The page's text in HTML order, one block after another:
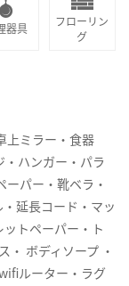
器具
フローリン
グ
上ミラー・食器
ハンガー・パラ
パー・靴ベラ・
延長コード・マッ
トペーパー・ト
・ ボディソープ ・
ルーター・ラグ